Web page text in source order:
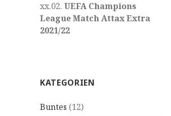
xx.02.UEFA Champions
League Match Attax Extra
2021/22
KATEGORIEN
Buntes (12)